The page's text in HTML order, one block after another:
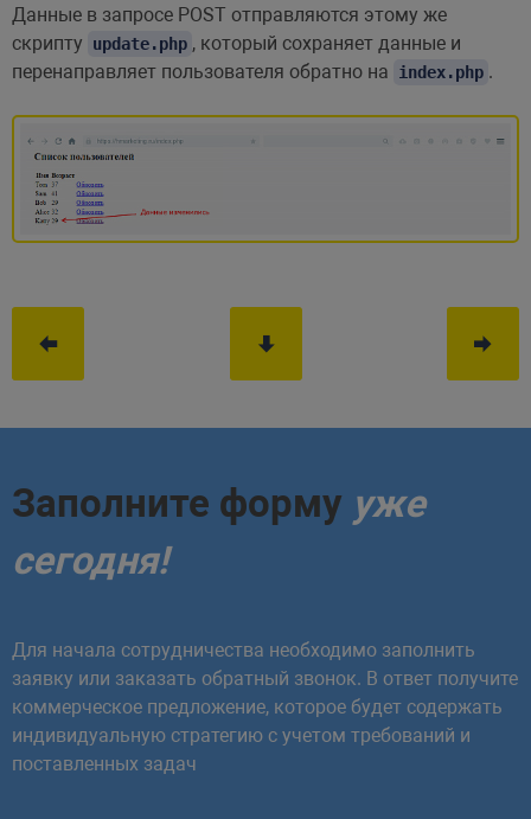
Данные в запросе POST отправляются этому же
скрипту
update.php , который сохраняет данные и
перенаправляет пользователя обратно на
index.php .
Заполните форму уже
сегодня!
Для начала сотрудничества необходимо заполнить
заявку или заказать обратный звонок. В ответ получите
коммерческое предложение, которое будет содержать
индивидуальную стратегию с учетом требований и
поставленных задач